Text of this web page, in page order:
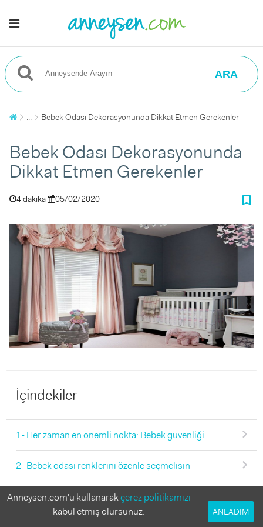
ARA
... Bebek Odası Dekorasyonunda Dikkat Etmen Gerekenler
Bebek Odası Dekorasyonunda
Dikkat Etmen Gerekenler
4 dakika 05/02/2020 bookmark_border
İçindekiler
1- Her zaman en önemli nokta: Bebek güvenliği
2- Bebek odası renklerini özenle seçmelisin
3- Bebek odası aydınlatması her şeyi değiştirebilir
Anneysen.com'u kullanarakçerez politikamızı
kabul etmiş olursunuz.
ANLADIM